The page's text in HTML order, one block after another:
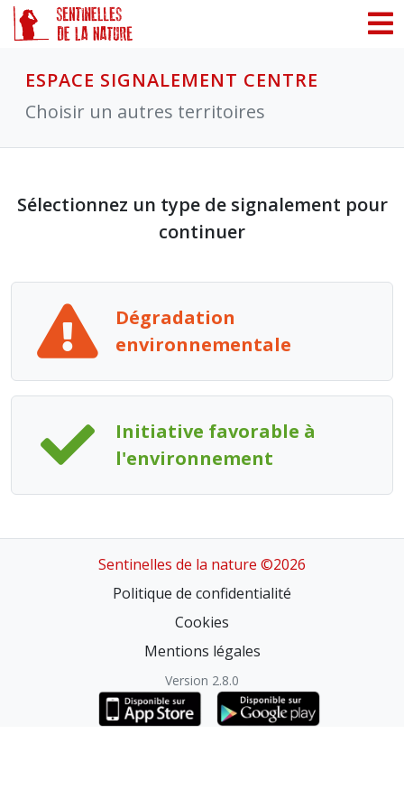
ESPACE SIGNALEMENT CENTRE
Choisir un autres territoires
Sélectionnez un type de signalement pour
continuer
Dégradation
environnementale
Initiative favorable à
l'environnement
Sentinelles de la nature ©2026
Politique de confidentialité
Cookies
Mentions légales
Version 2.8.0
Panneau de gestion des cookies